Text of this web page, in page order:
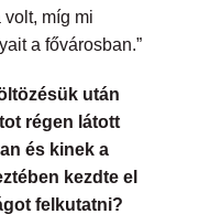
volt, míg mi
a fővárosban.”
után
régen látott
és kinek a
kezdte el
felkutatni?